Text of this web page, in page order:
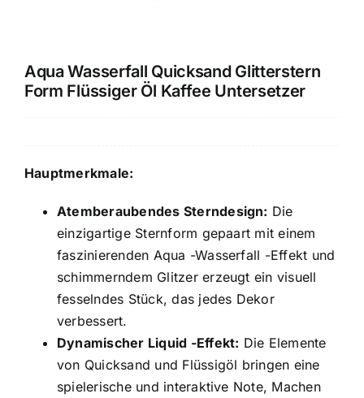
Aqua Wasserfall Quicksand Glitterstern
Form Flüssiger Öl Kaffee Untersetzer
Hauptmerkmale:
Atemberaubendes Sterndesign: Die
einzigartige Sternform gepaart mit einem
faszinierenden Aqua -Wasserfall -Effekt und
schimmerndem Glitzer erzeugt ein visuell
fesselndes Stück, das jedes Dekor
verbessert.
Dynamischer Liquid -Effekt: Die Elemente
von Quicksand und Flüssigöl bringen eine
spielerische und interaktive Note, Machen